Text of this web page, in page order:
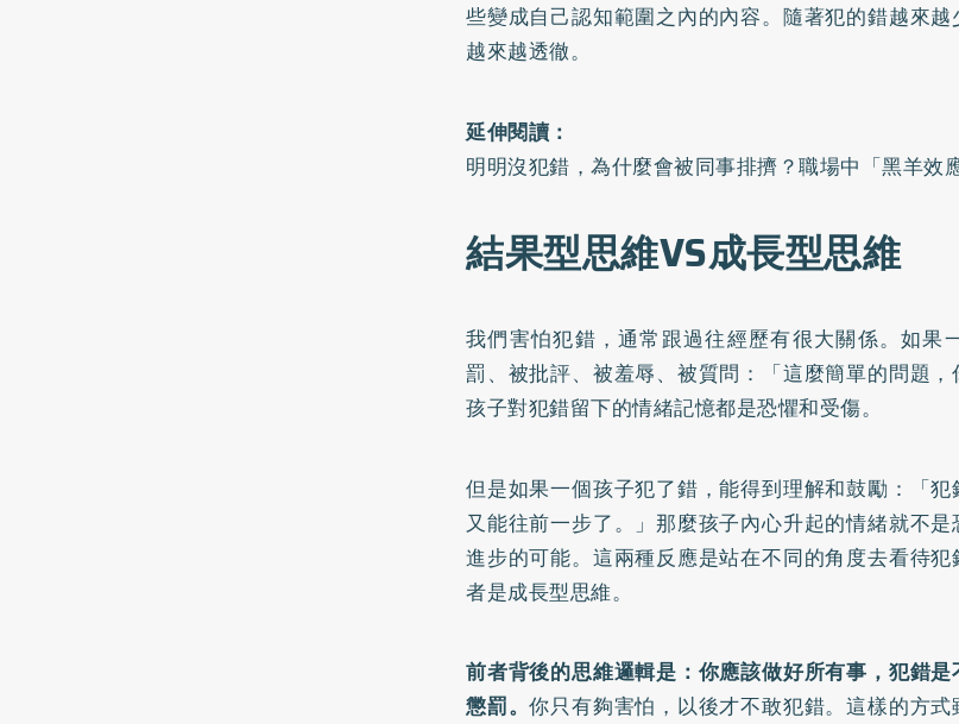
些變成自己認知範圍之內的內容。隨著犯的錯越來
越來越透徹。
延伸閱讀：
明明沒犯錯，為什麼會被同事排擠？職場中「黑羊效
結果型思維VS成長型思維
我們害怕犯錯，通常跟過往經歷有很大關係。如果
罰、被批評、被羞辱、被質問：「這麼簡單的問題
孩子對犯錯留下的情緒記憶都是恐懼和受傷。
但是如果一個孩子犯了錯，能得到理解和鼓勵：「
又能往前一步了。」那麼孩子內心升起的情緒就不
進步的可能。這兩種反應是站在不同的角度去看待
者是成長型思維。
前者背後的思維邏輯是：你應該做好所有事，犯錯
懲罰。你只有夠害怕，以後才不敢犯錯。這樣的方